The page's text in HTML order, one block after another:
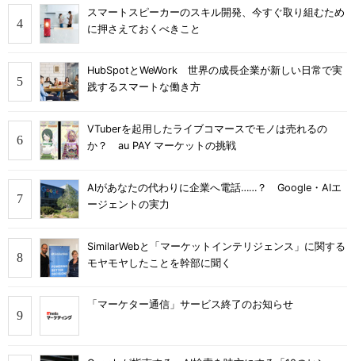
スマートスピーカーのスキル開発、今すぐ取り組むため
に押さえておくべきこと
HubSpotとWeWork 世界の成長企業が新しい日常で実
践するスマートな働き方
VTuberを起用したライブコマースでモノは売れるの
か？ au PAY マーケットの挑戦
AIがあなたの代わりに企業へ電話……？ Google・AIエ
ージェントの実力
SimilarWebと「マーケットインテリジェンス」に関する
モヤモヤしたことを幹部に聞く
「マーケター通信」サービス終了のお知らせ